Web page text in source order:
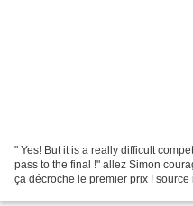
" Yes! But it is a really difficult
pass to the final !" allez Simon
ça décroche le premier prix !